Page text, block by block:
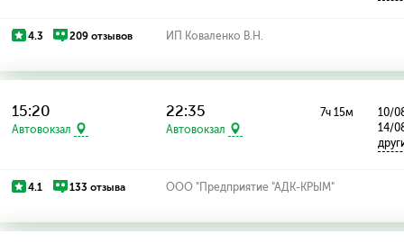
4.3 209 отзывов ИП Коваленко В.Н.
15:20
Автовокзал
22:35
Автовокзал
7ч 15м
10/
14/
4.1 133 отзыва ООО "Предприятие "АДК-КРЫМ"